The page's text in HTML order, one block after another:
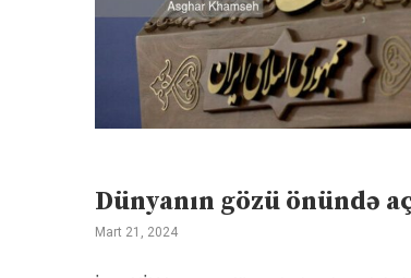
Dünyanın gözü önündə
Mart 21, 2024